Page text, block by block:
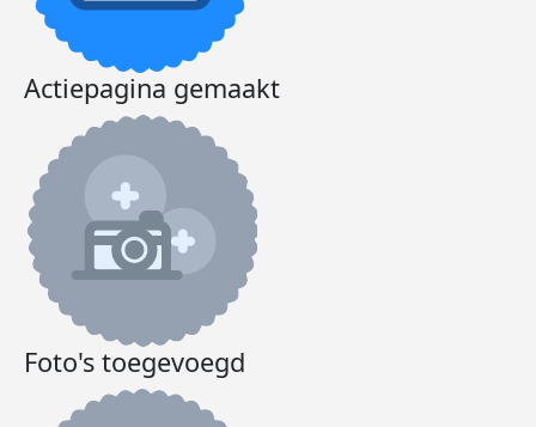
Actiepagina gemaakt
Foto's toegevoegd